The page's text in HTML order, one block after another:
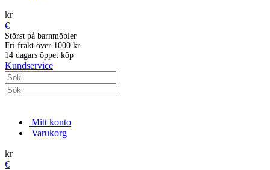
kr
€
Störst på barnmöbler
Fri frakt över 1000 kr
14 dagars öppet köp
Kundservice
Mitt konto
Varukorg
kr
€